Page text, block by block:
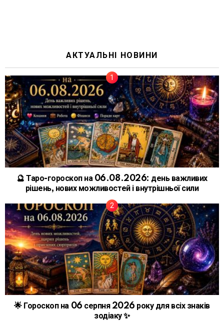
АКТУАЛЬНІ НОВИНИ
🔮 Таро-гороскоп на 06.08.2026: день важливих
рішень, нових можливостей і внутрішньої сили
🌟 Гороскоп на 06 серпня 2026 року для всіх знаків
зодіаку ✨